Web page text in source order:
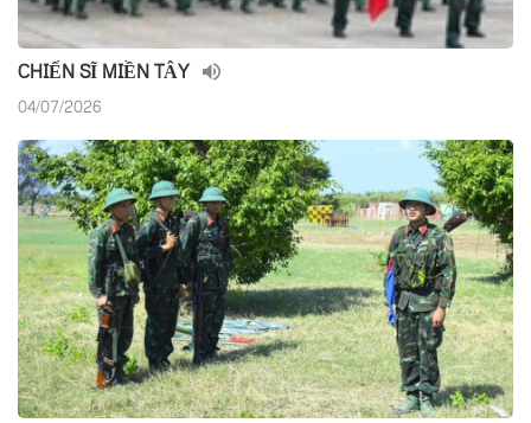
CHIẾN SĨ MIỀN TÂY
04/07/2026